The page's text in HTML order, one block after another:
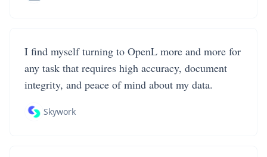
I find myself turning to OpenL more and more for
any task that requires high accuracy, document
integrity, and peace of mind about my data.
Skywork